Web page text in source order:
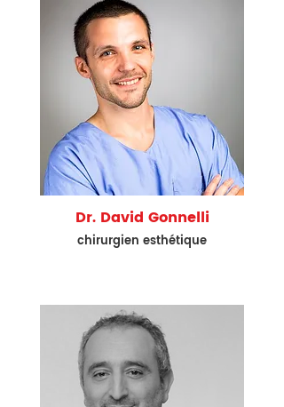
Dr. David Gonnelli
chirurgien esthétique